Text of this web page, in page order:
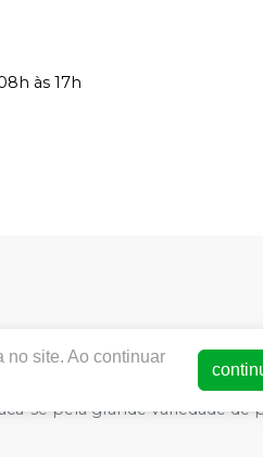
às 17h
se pela grande variedade
no site. Ao continuar